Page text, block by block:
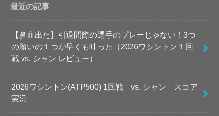
最近の記事
【鼻血出た】引退間際の選手のプレーじゃない！3つ
の願いの１つが早くも叶った（2026ワシントン１回
戦 vs. シャン レビュー）
2026ワシントン(ATP500) 1回戦 vs. シャン スコア
実況